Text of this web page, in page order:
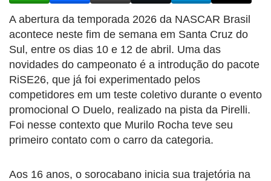
A abertura da temporada 2026 da NASCAR Brasil
acontece neste fim de semana em Santa Cruz do
Sul, entre os dias 10 e 12 de abril. Uma das
novidades do campeonato é a introdução do pacote
RiSE26, que já foi experimentado pelos
competidores em um teste coletivo durante o evento
promocional O Duelo, realizado na pista da Pirelli.
Foi nesse contexto que Murilo Rocha teve seu
primeiro contato com o carro da categoria.
Aos 16 anos, o sorocabano inicia sua trajetória na